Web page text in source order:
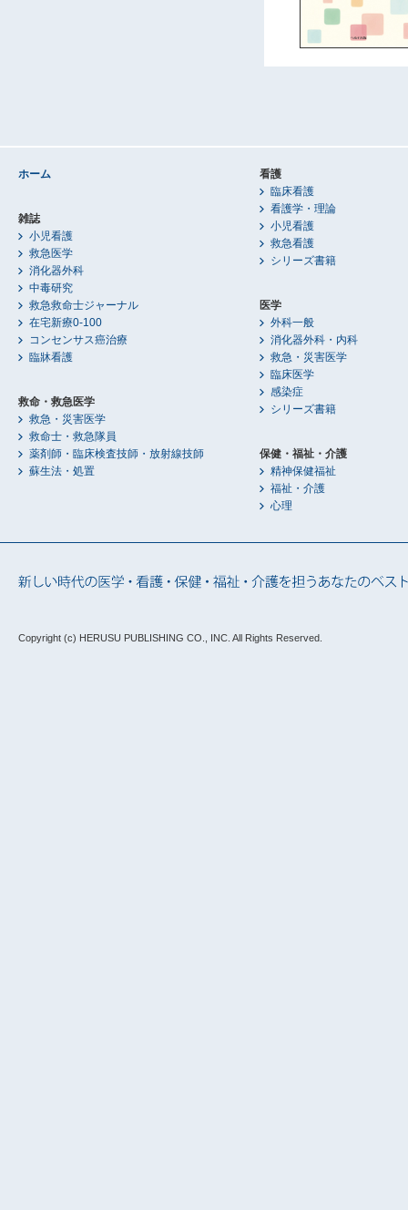
ホーム
雑誌
小児看護
救急医学
消化器外科
中毒研究
救急救命士ジャーナル
在宅新療0-100
コンセンサス癌治療
臨牀看護
救命・救急医学
救急・災害医学
救命士・救急隊員
薬剤師・臨床検査技師・放射線技師
蘇生法・処置
看護
臨床看護
看護学・理論
小児看護
救急看護
シリーズ書籍
医学
外科一般
消化器外科・内科
救急・災害医学
臨床医学
感染症
シリーズ書籍
保健・福祉・介護
精神保健福祉
福祉・介護
心理
Copyright (c) HERUSU PUBLISHING CO., INC. All Rights Reserved.